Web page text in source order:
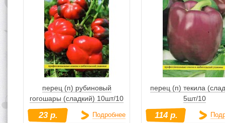
перец (п) рубиновый
гогошары (сладкий) 10шт/10
23 р. Подробнее
перец (п) текила
5шт/10
114 р.